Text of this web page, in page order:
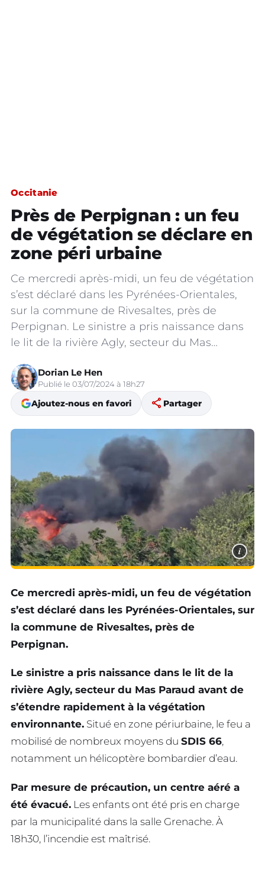
Occitanie
Près de Perpignan : un feu
de végétation se déclare en
zone péri urbaine
Ce mercredi après-midi, un feu de végétation
s’est déclaré dans les Pyrénées-Orientales,
sur la commune de Rivesaltes, près de
Perpignan. Le sinistre a pris naissance dans
le lit de la rivière Agly, secteur du Mas…
Dorian Le Hen
Publié le 03/07/2024 à 18h27
Ajoutez-nous en favori share Partager
i
Ce mercredi après-midi, un feu de végétation
s’est déclaré dans les Pyrénées-Orientales, sur
la commune de Rivesaltes, près de
Perpignan.
Le sinistre a pris naissance dans le lit de la
rivière Agly, secteur du Mas Paraud avant de
s’étendre rapidement à la végétation
environnante. Situé en zone périurbaine, le feu a
mobilisé de nombreux moyens du SDIS 66,
notamment un hélicoptère bombardier d’eau.
Par mesure de précaution, un centre aéré a
été évacué. Les enfants ont été pris en charge
par la municipalité dans la salle Grenache. À
18h30, l’incendie est maîtrisé.